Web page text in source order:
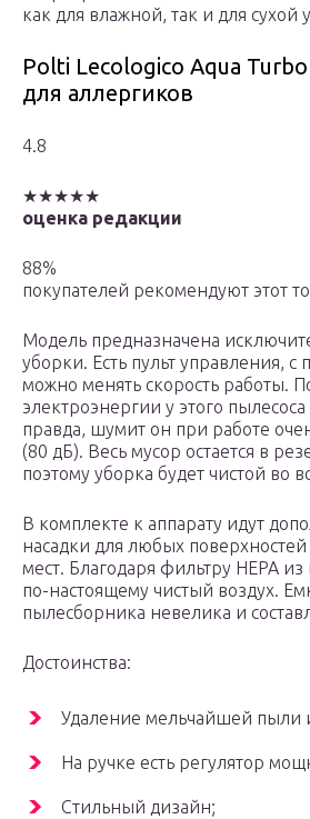
как для влажной, так и для сухой
Polti Lecologico Aqua
для аллергиков
4.8
★★★★★
оценка редакции
88%
покупателей рекомендуют этот
Модель предназначена
уборки. Есть пульт управления,
можно менять скорость работы.
электроэнергии у этого пылесоса
правда, шумит он при работе
(80 дБ). Весь мусор остается в
поэтому уборка будет чистой во
В комплекте к аппарату идут
насадки для любых
мест. Благодаря фильтру НЕРА
по-настоящему чистый воздух.
пылесборника невелика и
Достоинства:
Удаление мельчайшей пыли
На ручке есть регулятор
Стильный дизайн;